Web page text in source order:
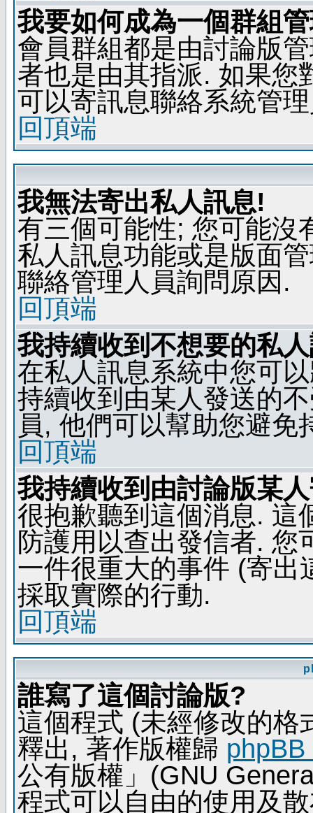
我要如何成為一個群組
會員群組都是由討論版
者也是由其指派. 如果您
可以寄訊息聯絡系統管
回頂端
我無法寄出私人訊息!
有三個可能性; 您可能沒
私人訊息功能或是版面
聯絡管理人員詢問原因.
回頂端
我持續收到不想要的私
在私人訊息系統中您可
持續收到由某人發送的
員, 他們可以幫助您避免
回頂端
我持續收到由討論版某
很抱歉聽到這個消息. 這
防護用以查出發信者. 您
一件很重大的事件 (寄出
採取實際的行動.
回頂端
誰寫了這個討論版?
這個程式 (未經修改的格
釋出, 著作版權歸
公有版權」(GNU
程式可以自由的使用及